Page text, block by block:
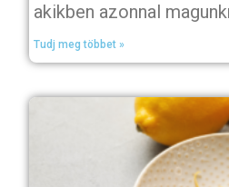
akikben azonnal
Tudj meg többet »